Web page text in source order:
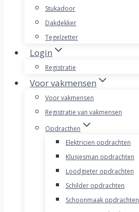
Stukadoor
Dakdekker
Tegelzetter
Login
Registratie
Voor vakmensen
Voor vakmensen
Registratie van vakmensen
Opdracthen
Elektricien opdrachten
Klusjesman opdrachten
Loodgieter opdrachten
Schilder opdrachten
Schoonmaak opdrachten